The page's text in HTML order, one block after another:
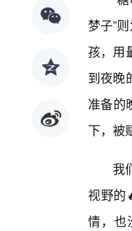
梦子”
孩，用
到夜晚
准备的
下，被
我
视野的
情，也